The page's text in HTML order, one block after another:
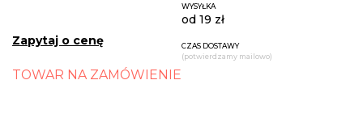
Zapytaj o cenę
TOWAR NA ZAMÓWIENIE
WYSYŁKA
od 19 zł
CZAS DOSTAWY
(potwierdzamy mailowo)